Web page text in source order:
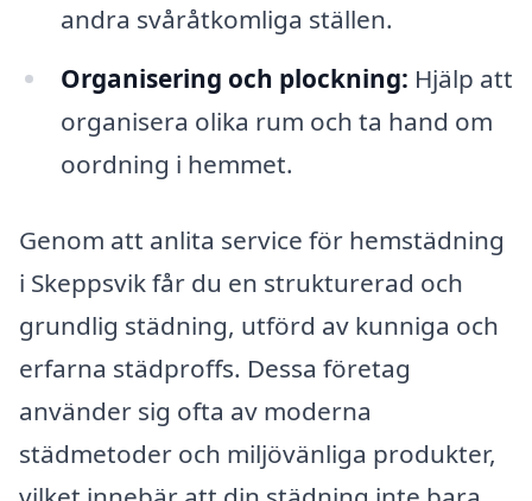
andra svåråtkomliga ställen.
Organisering och plockning: Hjälp att
organisera olika rum och ta hand om
oordning i hemmet.
Genom att anlita service för hemstädning
i Skeppsvik får du en strukturerad och
grundlig städning, utförd av kunniga och
erfarna städproffs. Dessa företag
använder sig ofta av moderna
städmetoder och miljövänliga produkter,